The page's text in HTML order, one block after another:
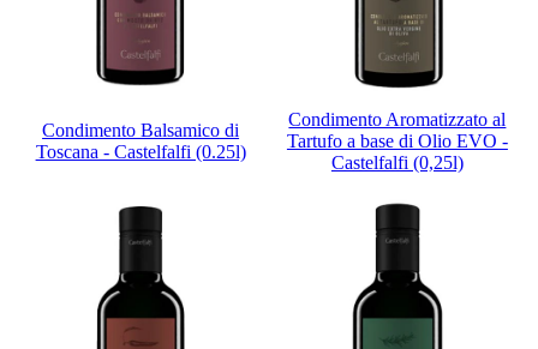
Condimento Balsamico di
Toscana - Castelfalfi (0.25l)
Condimento Aromatizzato al
Tartufo a base di Olio EVO -
Castelfalfi (0,25l)